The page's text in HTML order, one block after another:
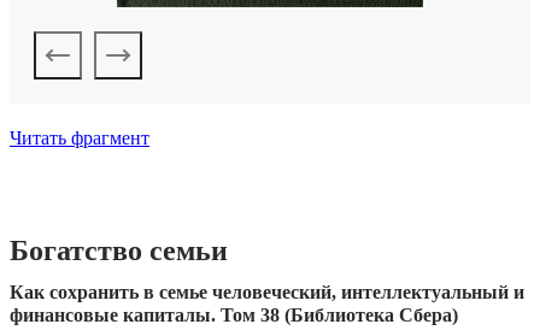
Читать фрагмент
Богатство семьи
Как сохранить в семье человеческий, интеллектуальный и
финансовые капиталы. Том 38 (Библиотека Сбера)